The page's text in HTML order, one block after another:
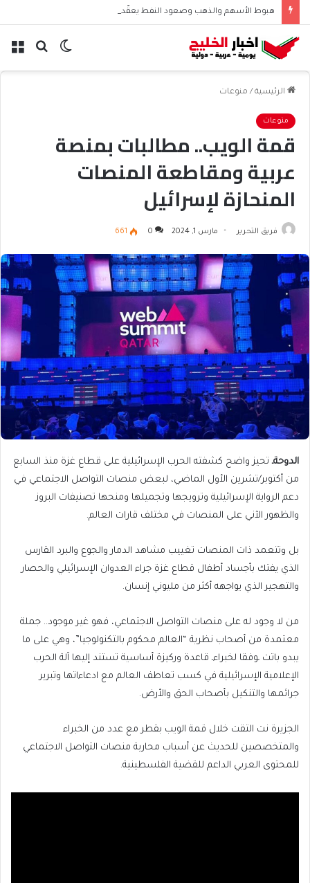
هبوط الأسهم والذهب وصعود النفط يعقّد مسار الفدرالي
بحث الوضع
الرئيسية / منوعات
منوعات
قمة الويب.. مطالبات بمنصة
عربية ومقاطعة المنصات
المنحازة لإسرائيل
فريق التحرير مارس 1, 2024 0
661
الدوحةـتحيز واضح كشفته الحرب الإسرائيلية على قطاع غزة منذ السابع
من أكتوبر/تشرين الأول الماضي، لبعض منصات التواصل الاجتماعي في
دعم الرواية الإسرائيلية وترويجها وتجميلها ومنحها تصنيفات البروز
والظهور الآني على المنصات في مختلف قارات العالم.
بل وتتعمد ذات المنصات تغييب مشاهد الدمار والجوع والبرد القارس
الذي يفتك بأجساد أطفال قطاع غزة جراء العدوان الإسرائيلي والحصار
والتهجير الذي يواجهه أكثر من مليوني إنسان.
من لا وجود له على منصات التواصل الاجتماعي، فهو غير موجود.. جملة
معتمدة من أصحاب نظرية “العالم محكوم بالتكنولوجيا”، وهي على ما
يبدو باتت ـوفقا لخبراءـ قاعدة وركيزة أساسية تستند إليها آلة الحرب
الإعلامية الإسرائيلية في كسب تعاطف العالم مع ادعاءاتها وتبرير
جرائمها والتنكيل بأصحاب الحق والأرض.
الجزيرة نت التقت خلال قمة الويب بقطر مع عدد من الخبراء
والمتخصصين للحديث عن أسباب محاربة منصات التواصل الاجتماعي
للمحتوى العربي الداعم للقضية الفلسطينية.